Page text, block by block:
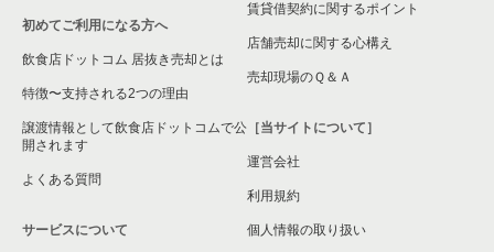
初めてご利用になる方へ
飲食店ドットコム 居抜き売却とは
特徴〜支持される2つの理由
譲渡情報として飲食店ドットコムで公
開されます
よくある質問
サービスについて
賃貸借契約に関するポイント
店舗売却に関する心構え
売却現場のＱ＆Ａ
［当サイトについて］
運営会社
利用規約
個人情報の取り扱い